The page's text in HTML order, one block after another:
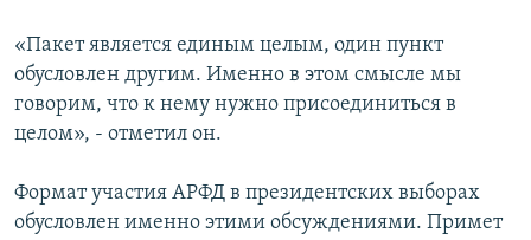
«Пакет является единым целым, один пункт
обусловлен другим. Именно в этом смысле мы
говорим, что к нему нужно присоединиться в
целом», - отметил он.
Формат участия АРФД в президентских выборах
обусловлен именно этими обсуждениями. Примет